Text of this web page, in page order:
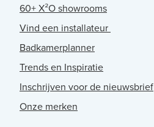
60+ X²O showrooms
Vind een installateur
Badkamerplanner
Trends en Inspiratie
Inschrijven voor de nieuwsbrief
Onze merken